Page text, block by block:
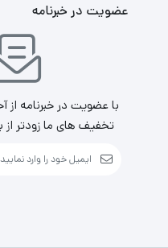
عضویت در خبرنامه
با عضویت در خبرنامه از
تخفیف های ما زودتر از